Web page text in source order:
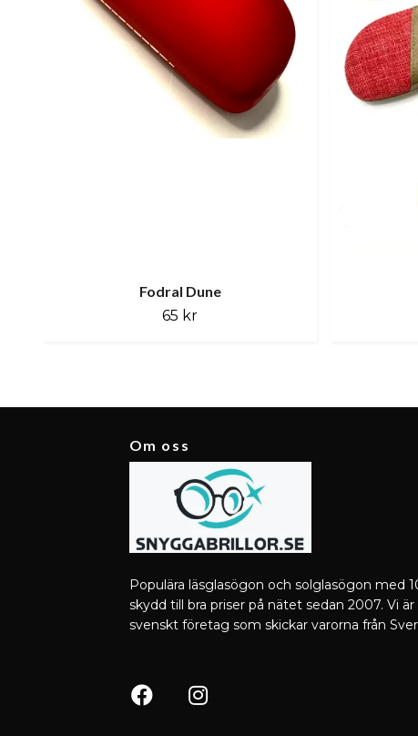
Fodral Dune
65 kr
Om oss
Populära läsglasögon och solglasögon med
skydd till bra priser på nätet sedan 2007. Vi
svenskt företag som skickar varorna från